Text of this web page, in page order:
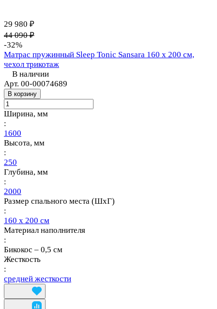
29 980 ₽
44 090 ₽
-32%
Матрас пружинный Sleep Tonic Sansara 160 х 200 см,
чехол трикотаж
В наличии
Арт. 00-00074689
В корзину
Ширина, мм
:
1600
Высота, мм
:
250
Глубина, мм
:
2000
Размер спального места (ШхГ)
:
160 х 200 см
Материал наполнителя
:
Бикокос – 0,5 см
Жесткость
:
средней жесткости